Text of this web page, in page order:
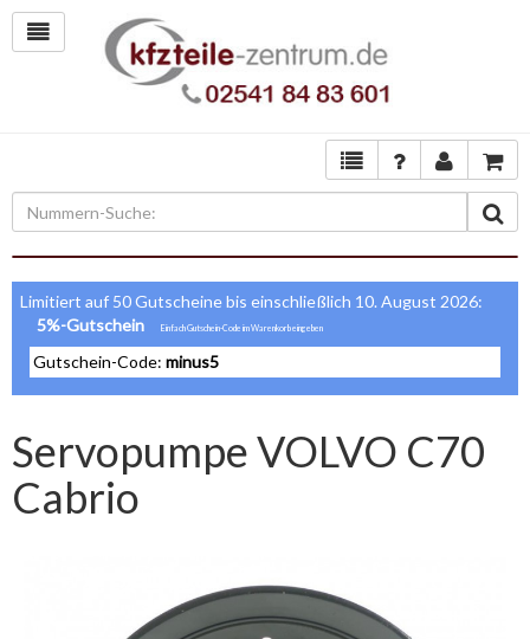
Limitiert auf 50 Gutscheine bis einschließlich 10. August 2026:
5%-Gutschein
Gutschein-Code: minus5
Servopumpe VOLVO C70
Cabrio